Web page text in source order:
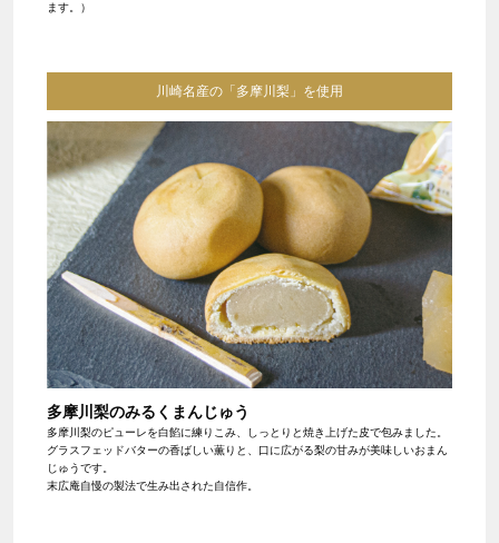
ます。）
川崎名産の「多摩川梨」を使用
多摩川梨のみるくまんじゅう
多摩川梨のピューレを白餡に練りこみ、しっとりと焼き上げた皮で包みました。
グラスフェッドバターの香ばしい薫りと、口に広がる梨の甘みが美味しいおまん
じゅうです。
末広庵自慢の製法で生み出された自信作。